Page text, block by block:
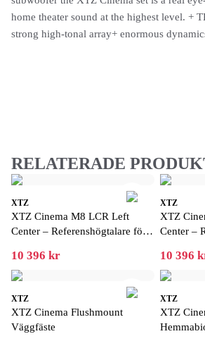
home theater sound at the highest level. +
strong high-tonal array+ enormous
RELATERADE
XTZ
XTZ Cinema M8 LCR Left
Center – Referenshögtalare för
10 396 kr
XTZ
XTZ
Center –
10 396
XTZ
XTZ Cinema Flushmount
Väggfäste
XTZ
XTZ